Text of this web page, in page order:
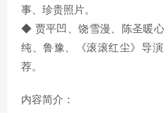
事、珍贵照片。
◆ 贾平凹、饶雪漫、陈圣暖
纯、鲁豫、《滚滚红尘》导
荐。
内容简介：